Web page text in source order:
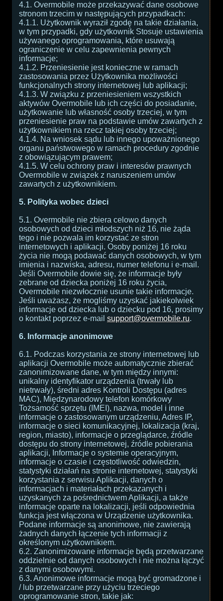
4.1. Overmobile może przekazywać dane osobowe
stronom trzecim w następujących przypadkach:
4.1.1. Użytkownik wyraził zgodę na takie działania,
w tym przypadki, gdy użytkownik Stosuje ustawienia
używanego oprogramowania, które usuwają
ograniczenie w celu zapewnienia pewnych
informacje;
4.1.2. Przeniesienie jest konieczne w ramach
zastosowania przez Użytkownika możliwości
funkcjonalnych strony internetowej lub aplikacji;
4.1.3. W związku z przeniesieniem wszystkich
aktywów Overmobile lub ich części do posiadanie,
użytkowanie lub własność osoby trzeciej, w tym
przeniesienie praw na podstawie umów zawartych z
użytkownikiem na rzecz takiej osoby trzeciej;
4.1.4. Na wniosek sądu lub innego upoważnionego
organu państwowego w ramach procedury zgodnie
z obowiązującym prawem;
4.1.5. W celu ochrony praw i interesów prawnych
Overmobile w związek z naruszeniem umów
zawartych z użytkownikiem.
5. Polityka wobec dzieci
5.1. Overmobile nie zbiera celowo danych
osobowych od dzieci młodszych niż 16, nie żąda
tego i nie pozwala im korzystać ze stron
internetowych i aplikacji. Osoby poniżej 16 roku
życia nie mogą podawać danych osobowych, w tym
imienia i nazwiska, adresu, numer telefonu i e-mail.
Jeśli Overmobile dowie się, że informacje były
zebrane od dziecka poniżej 16 roku życia,
Overmobile niezwłocznie usunie takie informacje.
Jeśli uważasz, że mogliśmy uzyskać jakiekolwiek
informacje od dziecka lub o dziecku pod 16, prosimy
o kontakt poprzez e-mail support@overmobile.ru.
6. Informacje anonimowe
6.1. Podczas korzystania ze strony internetowej lub
aplikacji Overmobile może automatycznie zbierać
zanonimizowane dane, w tym między innymi:
unikalny identyfikator urządzenia (trwały lub
nietrwały), średni adres Kontroli Dostępu (adres
MAC), Międzynarodowy telefon komórkowy
Tożsamość sprzętu (IMEI), nazwa, model i inne
informacje o zastosowanym urządzeniu, Adres IP,
informacje o sieci komunikacyjnej, lokalizacja (kraj,
region, miasto), informacje o przeglądarce, źródle
dostępu do strony internetowej, źródle pobierania
aplikacji, Informacje o systemie operacyjnym,
informacje o czasie i częstotliwość odwiedzin,
statystyki działań na stronie internetowej, statystyki
korzystania z serwisu Aplikacji, danych o
informacjach i materiałach przekazanych i
uzyskanych za pośrednictwem Aplikacji, a także
informacje oparte na lokalizacji, jeśli odpowiednia
funkcja jest włączona w Urządzenie użytkownika.
Podane informacje są anonimowe, nie zawierają
żadnych danych łączenie tych informacji z
określonym użytkownikiem.
6.2. Zanonimizowane informacje będą przetwarzane
oddzielnie od danych osobowych i nie można łączyć
z danymi osobowymi.
6.3. Anonimowe informacje mogą być gromadzone i
/ lub przetwarzane przy użyciu trzeciego
oprogramowanie stron, takie jak: